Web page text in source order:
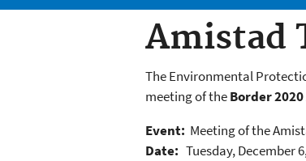
Amistad
The Environmental
meeting of theBorder
Event: Meeting of the
Date: Tuesday, December